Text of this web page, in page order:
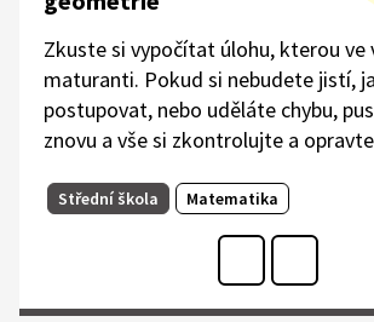
Zkuste si vypočítat úlohu, kterou ve
maturanti. Pokud si nebudete jistí,
postupovat, nebo uděláte chybu,
znovu a vše si zkontrolujte a
Střední škola Matematika